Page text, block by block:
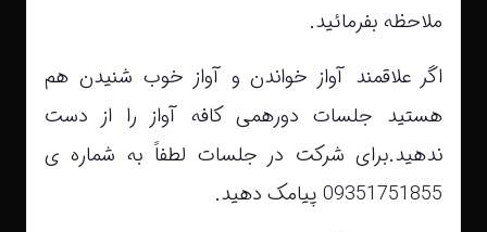
ملاحظه بفرمائید.
اگر علاقمند آواز خواندن و آواز خوب شنیدن هم
هستید جلسات دورهمی کافه آواز را از دست
ندهید.برای شرکت در جلسات لطفاً به شماره ی
09351751855 پیامک دهید.